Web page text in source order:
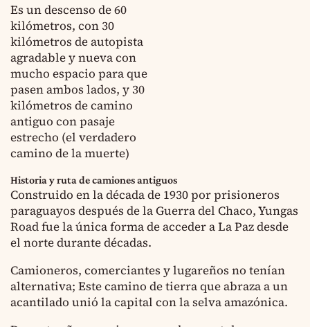
Es un descenso de 60
kilómetros, con 30
kilómetros de autopista
agradable y nueva con
mucho espacio para que
pasen ambos lados, y 30
kilómetros de camino
antiguo con pasaje
estrecho (el verdadero
camino de la muerte)
Historia y ruta de camiones antiguos
Construido en la década de 1930 por prisioneros
paraguayos después de la Guerra del Chaco, Yungas
Road fue la única forma de acceder a La Paz desde
el norte durante décadas.
Camioneros, comerciantes y lugareños no tenían
alternativa; Este camino de tierra que abraza a un
acantilado unió la capital con la selva amazónica.